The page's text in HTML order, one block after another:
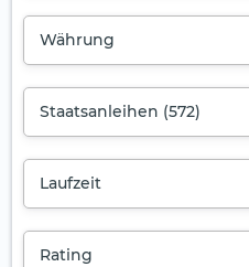
Währung
Staatsanleihen (572)
Laufzeit
Rating